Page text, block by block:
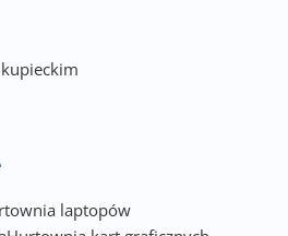
laptopów